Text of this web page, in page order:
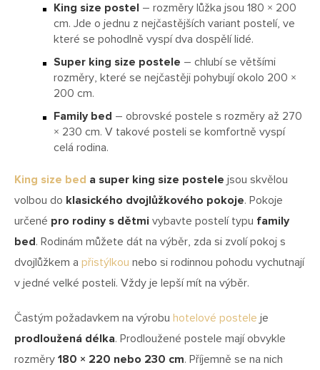
King size postel – rozměry lůžka jsou 180 × 200
cm. Jde o jednu z nejčastějších variant postelí, ve
které se pohodlně vyspí dva dospělí lidé.
Super king size postele – chlubí se většími
rozměry, které se nejčastěji pohybují okolo 200 ×
200 cm.
Family bed – obrovské postele s rozměry až 270
× 230 cm. V takové posteli se komfortně vyspí
celá rodina.
King size bed a super king size postele jsou skvělou
volbou do klasického dvojlůžkového pokoje. Pokoje
určené pro rodiny s dětmi vybavte postelí typu family
bed. Rodinám můžete dát na výběr, zda si zvolí pokoj s
dvojlůžkem a přistýlkou nebo si rodinnou pohodu vychutnají
v jedné velké posteli. Vždy je lepší mít na výběr.
Častým požadavkem na výrobu hotelové postele je
prodloužená délka. Prodloužené postele mají obvykle
rozměry 180 × 220 nebo 230 cm. Příjemně se na nich